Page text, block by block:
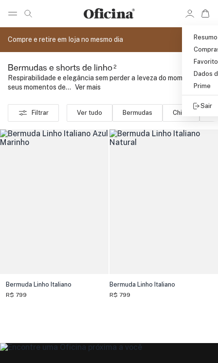
Ir para pagina de pesquisa
Resumo
Dados
Prime
Sair
Ir
Compre e retire em loja no mesmo dia
Bermudas e shorts de linho2
Respirabilidade e elegância sem perder a leveza do momento. Os
seus momentos de... Ver mais
Filtrar Ver tudo Bermudas Chino
Bermuda Linho Italiano
R$ 799
Bermuda Linho Italiano
R$ 799